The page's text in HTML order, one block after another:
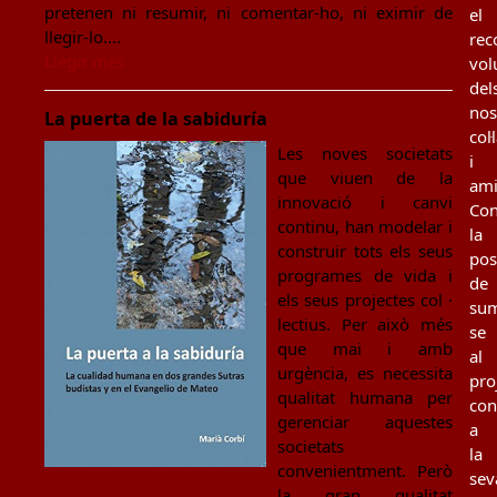
pretenen ni resumir, ni comentar-ho, ni eximir de
llegir-lo....
La puerta de la sabiduría
Les noves societats
que viuen de la
innovació i canvi
continu, han modelar i
construir tots els seus
programes de vida i
els seus projectes col ·
lectius. Per això més
que mai i amb
urgència, es necessita
qualitat humana per
gerenciar aquestes
societats
convenientment. Però
el
i
la
de
se
al
a
la